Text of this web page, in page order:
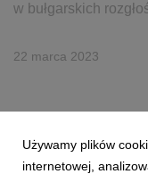
w bułgarskich
22 marca 2023
Używamy plików
internetowej,